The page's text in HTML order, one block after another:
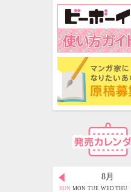
8月
SUN MON TUE WED THU